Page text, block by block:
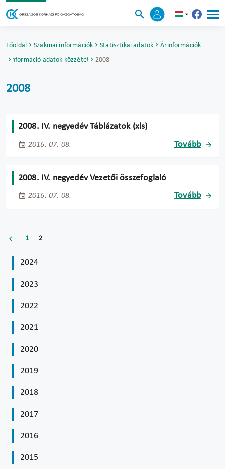
Főoldal Szakmai információk Statisztikai adatok
Árinformációk
Árinformáció adatok közzététele2008
2008
2008. IV. negyedév Táblázatok (xls)
2016. 07. 08. Tovább
2008. IV. negyedév Vezetői összefoglaló
2016. 07. 08. Tovább
1 2
2024
2023
2022
2021
2020
2019
2018
2017
2016
2015